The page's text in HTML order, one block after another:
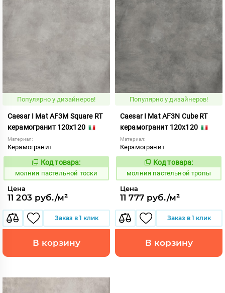
Популярно у дизайнеров!
Caesar I Mat AF3M Square RT
керамогранит 120x120
Материал:
Керамогранит
1008731
Код товара:
молния пастельной тоски
Цена
11 203 руб./м²
Заказ в 1 клик
В корзину
Популярно у дизайнеров!
Caesar I Mat AF3N Cube RT
керамогранит 120x120
Материал:
Керамогранит
1008733
Код товара:
молния пастельной тропы
Цена
11 777 руб./м²
Заказ в 1 клик
В корзину